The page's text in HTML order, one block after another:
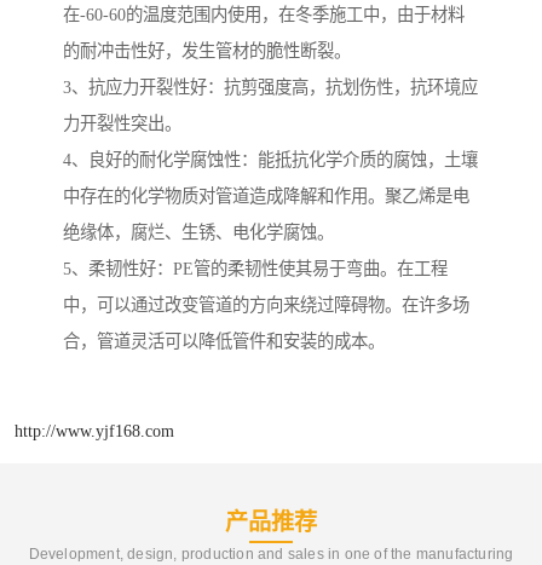
在-60-60的温度范围内使用，在冬季施工中，由于材料
的耐冲击性好，发生管材的脆性断裂。
3、抗应力开裂性好：抗剪强度高，抗划伤性，抗环境应
力开裂性突出。
4、良好的耐化学腐蚀性：能抵抗化学介质的腐蚀，土壤
中存在的化学物质对管道造成降解和作用。聚乙烯是电
绝缘体，腐烂、生锈、电化学腐蚀。
5、柔韧性好：PE管的柔韧性使其易于弯曲。在工程
中，可以通过改变管道的方向来绕过障碍物。在许多场
合，管道灵活可以降低管件和安装的成本。
http://www.yjf168.com
产品推荐
Development, design, production and sales in one of the manufacturing